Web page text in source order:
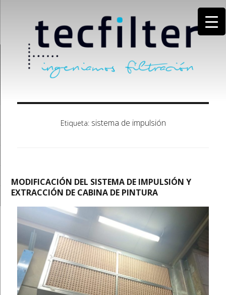
Etiqueta: sistema de impulsión
MODIFICACIÓN DEL SISTEMA DE IMPULSIÓN Y
EXTRACCIÓN DE CABINA DE PINTURA